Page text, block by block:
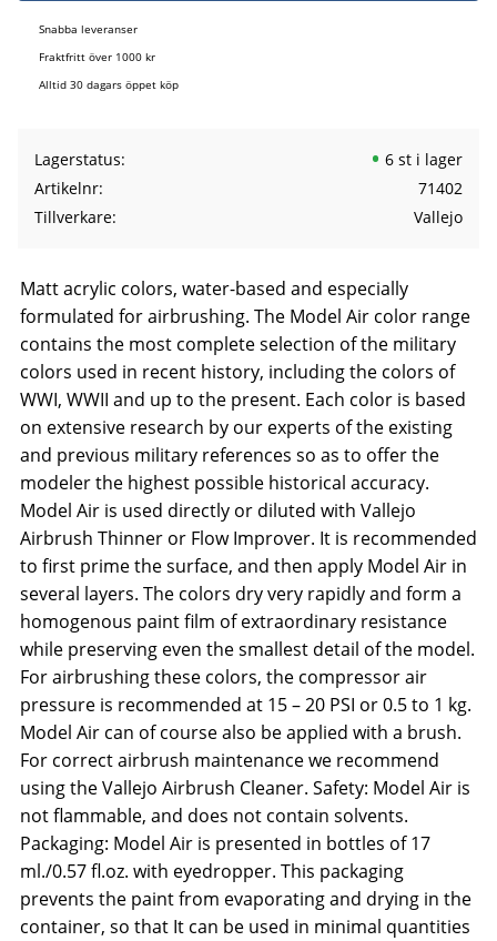
Snabba leveranser
Fraktfritt över 1000 kr
Alltid 30 dagars öppet köp
Lagerstatus
6 st i lager
Artikelnr
71402
Tillverkare
Vallejo
Matt acrylic colors, water-based and especially
formulated for airbrushing. The Model Air color range
contains the most complete selection of the military
colors used in recent history, including the colors of
WWI, WWII and up to the present. Each color is based
on extensive research by our experts of the existing
and previous military references so as to offer the
modeler the highest possible historical accuracy.
Model Air is used directly or diluted with Vallejo
Airbrush Thinner or Flow Improver. It is recommended
to first prime the surface, and then apply Model Air in
several layers. The colors dry very rapidly and form a
homogenous paint film of extraordinary resistance
while preserving even the smallest detail of the model.
For airbrushing these colors, the compressor air
pressure is recommended at 15 – 20 PSI or 0.5 to 1 kg.
Model Air can of course also be applied with a brush.
For correct airbrush maintenance we recommend
using the Vallejo Airbrush Cleaner. Safety: Model Air is
not flammable, and does not contain solvents.
Packaging: Model Air is presented in bottles of 17
ml./0.57 fl.oz. with eyedropper. This packaging
prevents the paint from evaporating and drying in the
container, so that It can be used in minimal quantities